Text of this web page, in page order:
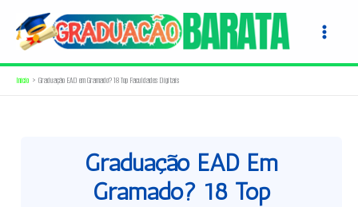
para
conteúdo
Início Graduação EAD em Gramado? 18 Top Faculdades Digitais
Graduação EAD Em
Gramado? 18 Top